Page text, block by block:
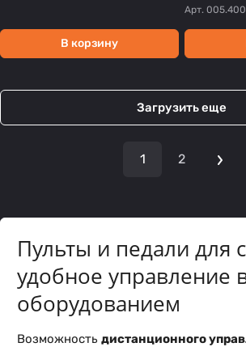
В корзину
Арт.
Загрузить еще
1 2
Пульты и педали для
удобное управление
оборудованием
Возможность дистанционного